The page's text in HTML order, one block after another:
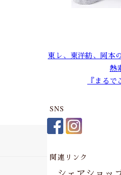
東レ、東洋紡、岡本
熱
『まるで
SNS
関連リンク